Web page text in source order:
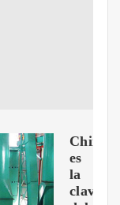
China
es
la
clave